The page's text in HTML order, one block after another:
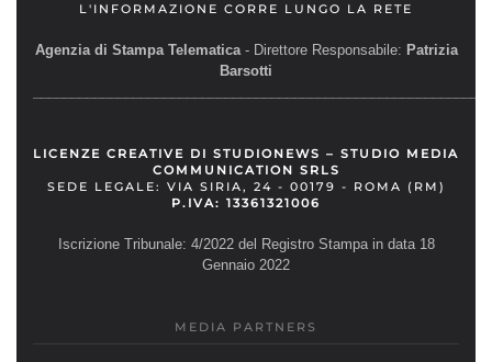
L'INFORMAZIONE CORRE LUNGO LA RETE
Agenzia di Stampa Telematica- Direttore Responsabile: Patrizia
Barsotti
LICENZE CREATIVE DI STUDIONEWS – STUDIO MEDIA
COMMUNICATION SRLS
SEDE LEGALE: VIA SIRIA, 24 - 00179 - ROMA (RM)
P.IVA: 13361321006
Iscrizione Tribunale: 4/2022 del Registro Stampa in data 18
Gennaio 2022
MEDIA PARTNERS